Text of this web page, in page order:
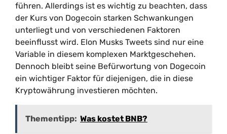
führen. Allerdings ist es wichtig zu beachten, dass
der Kurs von Dogecoin starken Schwankungen
unterliegt und von verschiedenen Faktoren
beeinflusst wird. Elon Musks Tweets sind nur eine
Variable in diesem komplexen Marktgeschehen.
Dennoch bleibt seine Befürwortung von Dogecoin
ein wichtiger Faktor für diejenigen, die in diese
Kryptowährung investieren möchten.
Thementipp: Was kostet BNB?